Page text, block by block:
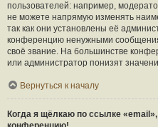
пользователей: например,
не можете напрямую изменять
так как они установлены её
конференцию ненужными
своё звание. На большинстве
или администратор понизят
Вернуться к началу
Когда я щёлкаю по ссылке